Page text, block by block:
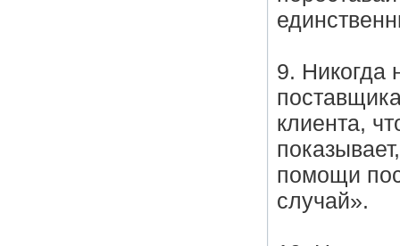
9. Никогда
клиента,
помощи
случай».